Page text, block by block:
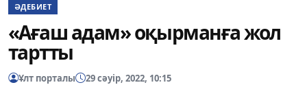
ӘДЕБИЕТ
«Ағаш адам» оқырманға жол
тартты
Ұлт порталы 29 сәуір, 2022, 10:15